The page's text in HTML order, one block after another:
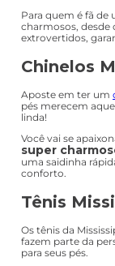
Para quem é fã de
charmosos, desde
extrovertidos,
Chinelos
Aposte em ter um
pés merecem
linda!
Você vai se
super
uma saidinha
conforto.
Tênis
Os tênis da
fazem parte da
para seus pés.